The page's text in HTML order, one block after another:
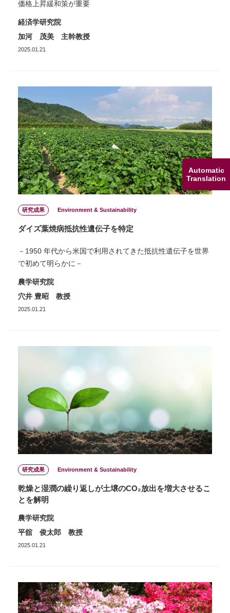
Automatic
Translation
価格上昇緩和策が重要
経済学研究院
加河 茂美 主幹教授
2025.01.21
研究成果 Environment & Sustainability
ダイズ葉焼病抵抗性遺伝子を特定
－1950 年代から米国で利用されてきた抵抗性遺伝子を世界
で初めて明らかに－
農学研究院
穴井 豊昭 教授
2025.01.21
研究成果 Environment & Sustainability
乾燥と湿潤の繰り返しが土壌のCO₂放出を増大させるこ
とを解明
農学研究院
平舘 俊太郎 教授
2025.01.21